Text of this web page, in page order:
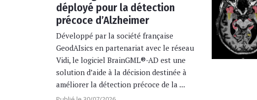
déployé pour la détection
précoce d’Alzheimer
Développé par la société française
GeodAIsics en partenariat avec le réseau
Vidi, le logiciel BrainGML®-AD est une
solution d’aide à la décision destinée à
améliorer la détection précoce de la ...